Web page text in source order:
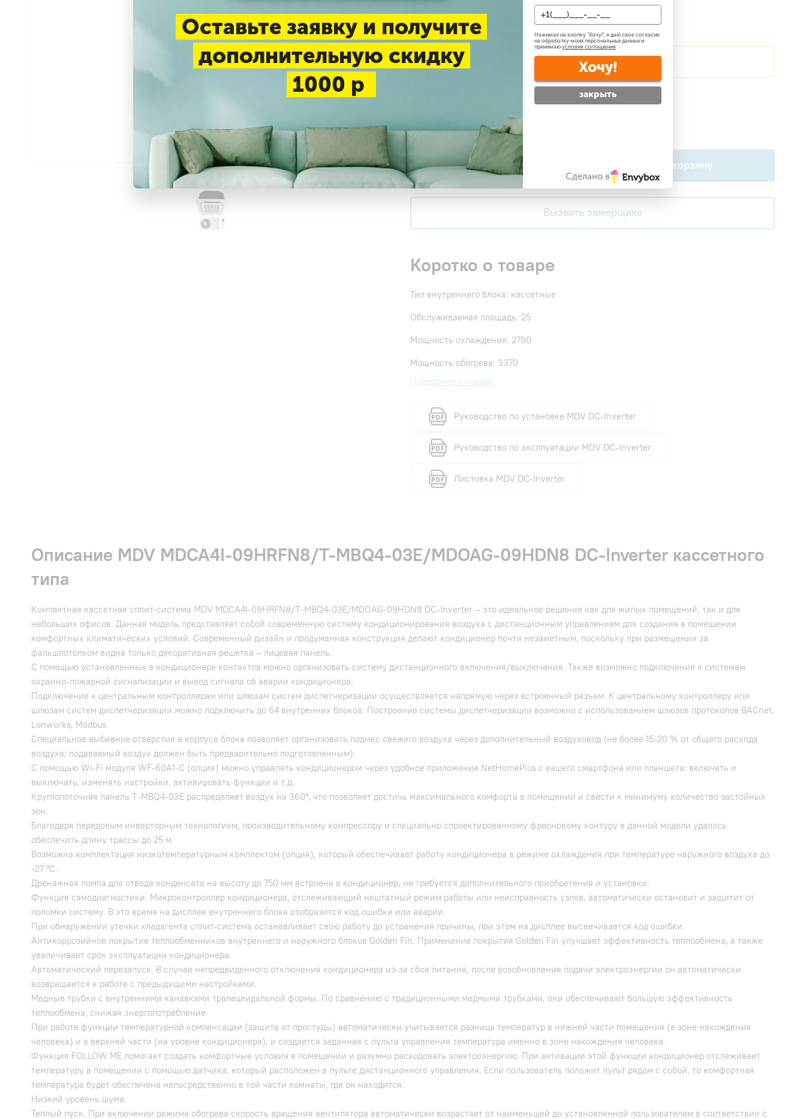
До 25 м2 До 35 м2
Нашли дешевле? Сделаем скидку!
Самовывоз в будние дни —
Купить в 1 клик В корзину
Вызвать замерщика
Коротко о товаре
Тип внутреннего блока: кассетные
Обслуживаемая площадь: 25
Мощность охлаждения: 2790
Мощность обогрева: 3370
Подробнее о товаре
Руководство по установке MDV DC-Inverter
Руководство по эксплуатации MDV DC-Inverter
Листовка MDV DC-Inverter
Описание MDV MDCA4I-09HRFN8/T-MBQ4-03E/MDOAG-09HDN8 DC-Inverter кассетного
типа
Компактная кассетная сплит-система MDV MDCA4I-09HRFN8/T-MBQ4-03E/MDOAG-09HDN8 DC-Inverter – это идеальное решение как для жилых помещений, так и для
небольших офисов. Данная модель представляет собой современную систему кондиционирования воздуха с дистанционным управлением для создания в помещении
комфортных климатических условий. Современный дизайн и продуманная конструкция делают кондиционер почти незаметным, поскольку при размещении за
фальшпотолком видна только декоративная решетка – лицевая панель.
С помощью установленных в кондиционере контактов можно организовать систему дистанционного включения/выключения. Также возможно подключение к системам
охранно-пожарной сигнализации и вывод сигнала об аварии кондиционера.
Подключение к центральным контроллерам или шлюзам систем диспетчеризации осуществляется напрямую через встроенный разъем. К центральному контроллеру или
шлюзам систем диспетчеризации можно подключить до 64 внутренних блоков. Построение системы диспетчеризации возможно с использованием шлюзов протоколов BACnet,
Lonworks, Modbus.
Специальное выбивное отверстие в корпусе блока позволяет организовать подмес свежего воздуха через дополнительный воздуховод (не более 15-20 % от общего расхода
воздуха; подаваемый воздух должен быть предварительно подготовленным).
С помощью Wi-Fi модуля WF-60A1-C (опция) можно управлять кондиционером через удобное приложение NetHomePlus с вашего смартфона или планшета: включать и
выключать, изменять настройки, активировать функции и т.д.
Круглопоточная панель T-MBQ4-03E распределяет воздух на 360°, что позволяет достичь максимального комфорта в помещении и свести к минимуму количество застойных
зон.
Благодаря передовым инверторным технологиям, производительному компрессору и специально спроектированному фреоновому контуру в данной модели удалось
обеспечить длину трассы до 25 м.
Возможна комплектация низкотемпературным комплектом (опция), который обеспечивает работу кондиционера в режиме охлаждения при температуре наружного воздуха до
-27 °С.
Дренажная помпа для отвода конденсата на высоту до 750 мм встроена в кондиционер, не требуется дополнительного приобретения и установки.
Функция самодиагностики. Микроконтроллер кондиционера, отслеживающий нештатный режим работы или неисправность узлов, автоматически остановит и защитит от
поломки систему. В это время на дисплее внутреннего блока отобразится код ошибки или аварии.
При обнаружении утечки хладагента сплит-система останавливает свою работу до устранения причины, при этом на дисплее высвечивается код ошибки.
Антикоррозийное покрытие теплообменников внутреннего и наружного блоков Golden Fin. Применение покрытия Golden Fin улучшает эффективность теплообмена, а также
увеличивает срок эксплуатации кондиционера.
Автоматический перезапуск. В случае непредвиденного отключения кондиционера из-за сбоя питания, после возобновления подачи электроэнергии он автоматически
возвращается к работе с предыдущими настройками.
Медные трубки с внутренними канавками трапецеидальной формы. По сравнению с традиционными медными трубками, они обеспечивают большую эффективность
теплообмена, снижая энергопотребление.
При работе функции температурной компенсации (защита от простуды) автоматически учитывается разница температур в нижней части помещения (в зоне нахождения
человека) и в верхней части (на уровне кондиционера), и создается заданная с пульта управления температура именно в зоне нахождения человека.
Функция FOLLOW ME помогает создать комфортные условия в помещении и разумно расходовать электроэнергию. При активации этой функции кондиционер отслеживает
температуру в помещении с помощью датчика, который расположен в пульте дистанционного управления. Если пользователь положит пульт рядом с собой, то комфортная
температура будет обеспечена непосредственно в той части комнаты, где он находится.
Низкий уровень шума.
Теплый пуск. При включении режима обогрева скорость вращения вентилятора автоматически возрастает от наименьшей до установленной пользователем в соответствии с
Оставьте заявку и получите
дополнительную скидку
1000 р
Нажимая на кнопку "Хочу!", я даю свое согласие
на обработку моих персональных данных и
принимаю условия соглашения
Хочу!
закрыть
Сделано в